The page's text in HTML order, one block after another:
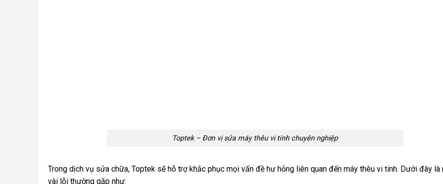
Toptek – Đơn vị sửa máy thêu vi tính chuyên nghiệp
Trong dịch vụ sửa chữa, Toptek sẽ hỗ trợ khắc phục mọi vấn đề hư hỏng liên quan đến máy thêu vi tính. Dưới đây là
vài lỗi thường gặp như: